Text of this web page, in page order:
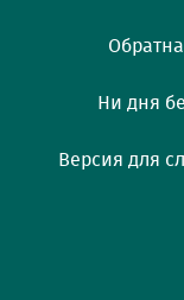
Ни дня
Версия для